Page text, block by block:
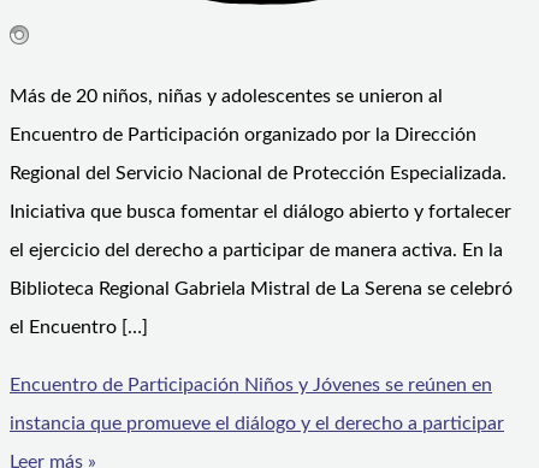
Más de 20 niños, niñas y adolescentes se unieron al
Encuentro de Participación organizado por la Dirección
Regional del Servicio Nacional de Protección Especializada.
Iniciativa que busca fomentar el diálogo abierto y fortalecer
el ejercicio del derecho a participar de manera activa. En la
Biblioteca Regional Gabriela Mistral de La Serena se celebró
el Encuentro […]
Encuentro de Participación Niños y Jóvenes se reúnen en
instancia que promueve el diálogo y el derecho a participar
Leer más »